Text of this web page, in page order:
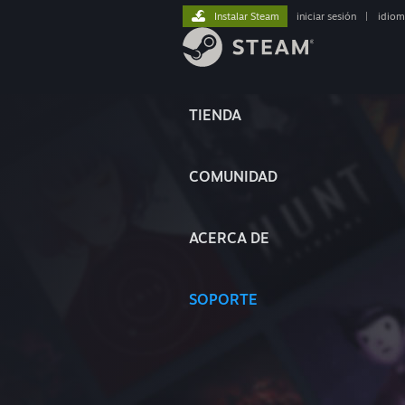
TIENDA
COMUNIDAD
ACERCA DE
SOPORTE
Instalar Steam iniciar sesión